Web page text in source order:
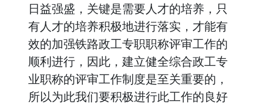
日益强盛，关键是需要人才的培养，只
有人才的培养积极地进行落实，才能有
效的加强铁路政工专职职称评审工作的
顺利进行，因此，建立健全综合政工专
业职称的评审工作制度是至关重要的，
所以为此我们要积极进行此工作的良好